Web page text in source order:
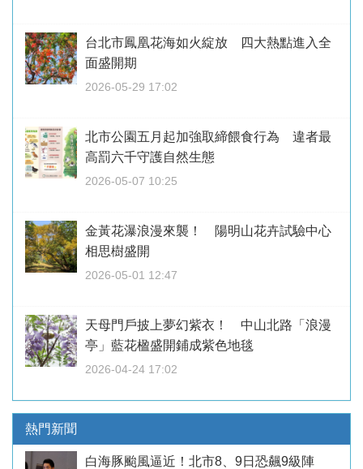
台北市鳳凰花海如火綻放 四大熱點進入全
面盛開期
2026-05-29 17:02
北市公園五月起加強取締餵食行為 違者最
高罰六千守護自然生態
2026-05-07 10:25
金黃花瀑浪漫來襲！ 陽明山花卉試驗中心
相思樹盛開
2026-05-01 12:47
天母門戶披上夢幻紫衣！ 中山北路「浪漫
亭」藍花楹盛開鋪成紫色地毯
2026-04-24 17:02
熱門新聞
白海豚颱風逼近！北市8、9日恐飆9級陣